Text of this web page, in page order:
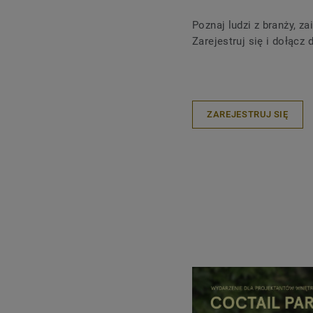
Poznaj ludzi z branży,
Zarejestruj się i dołącz
ZAREJESTRUJ SIĘ